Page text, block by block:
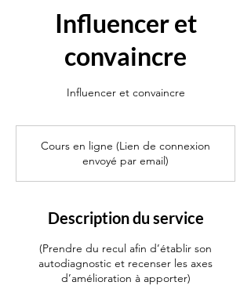
Influencer et
convaincre
Influencer et convaincre
Cours en ligne (Lien de connexion
envoyé par email)
Description du service
(Prendre du recul afin d’établir son
autodiagnostic et recenser les axes
d’amélioration à apporter)